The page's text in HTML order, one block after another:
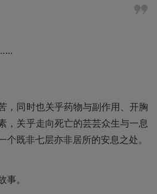
，同时也关乎药物与副作用、开胸
，关乎走向死亡的芸芸众生与一息
个既非七层亦非居所的安息之处。
。